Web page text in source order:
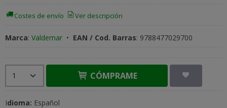
Costes de envío Ver descripción
Marca: Valdemar • EAN / Cod. Barras: 9788477029700
CÓMPRAME
Idioma: Español